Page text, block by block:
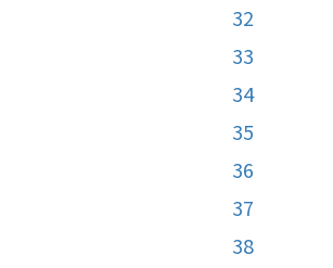
32
33
34
35
36
37
38